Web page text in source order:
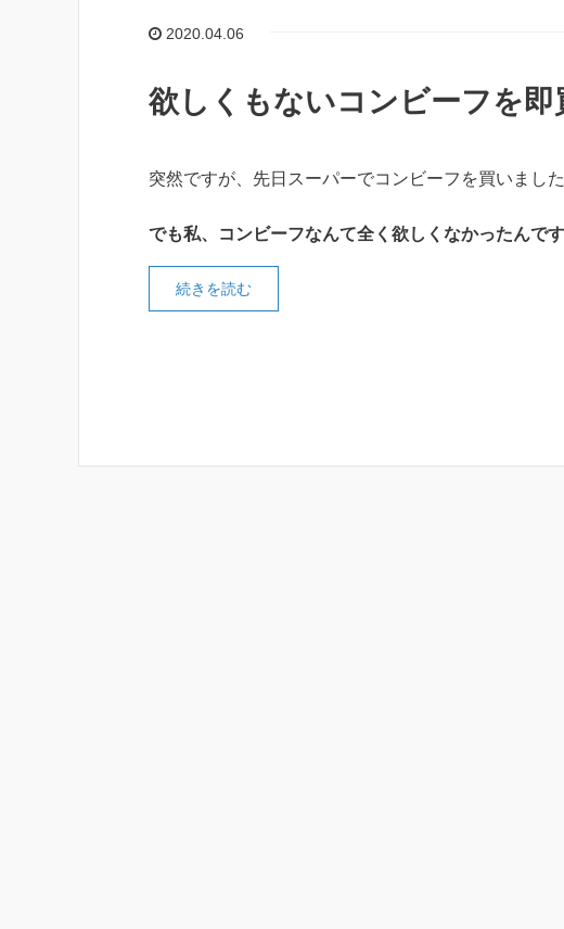
2020.04.06
欲しくもないコンビーフを即
突然ですが、先日スーパーでコンビーフを買いました
でも私、コンビーフなんて全く欲しくなかったんです
続きを読む